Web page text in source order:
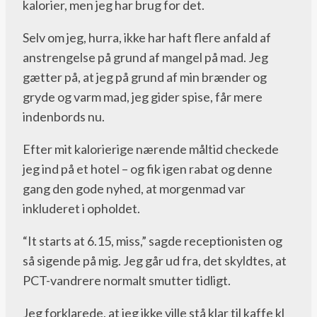
kalorier, men jeg har brug for det.
Selv om jeg, hurra, ikke har haft flere anfald af
anstrengelse på grund af mangel på mad. Jeg
gætter på, at jeg på grund af min brænder og
gryde og varm mad, jeg gider spise, får mere
indenbords nu.
Efter mit kalorierige nærende måltid checkede
jeg ind på et hotel – og fik igen rabat og denne
gang den gode nyhed, at morgenmad var
inkluderet i opholdet.
“It starts at 6.15, miss,” sagde receptionisten og
så sigende på mig. Jeg går ud fra, det skyldtes, at
PCT-vandrere normalt smutter tidligt.
Jeg forklarede, at jeg ikke ville stå klar til kaffe kl